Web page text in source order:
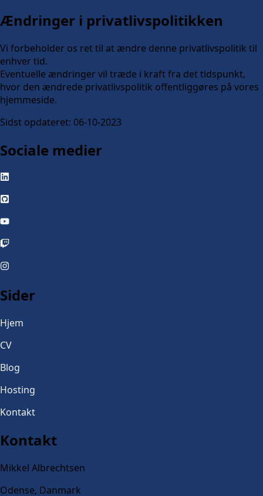
Ændringer i privatlivspolitikken
Vi forbeholder os ret til at ændre denne privatlivspolitik til
enhver tid.
Eventuelle ændringer vil træde i kraft fra det tidspunkt,
hvor den ændrede privatlivspolitik offentliggøres på vores
hjemmeside.
Sidst opdateret: 06-10-2023
Sociale medier
Sider
Hjem
CV
Blog
Hosting
Kontakt
Kontakt
Mikkel Albrechtsen
Odense, Danmark